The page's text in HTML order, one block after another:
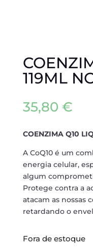
119ML
35,80 €
COENZIMA Q10
A CoQ10 é um
energia celular,
algum
Protege contra a
atacam as nossas
retardando o
Fora de estoque